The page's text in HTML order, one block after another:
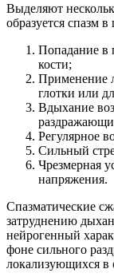
Выделяют
образуется спазм в
Попадание в
кости;
Применение
глотки или
Вдыхание
Регулярное
Сильный
Чрезмерная
напряжения.
Спазматические
затруднению
нейрогенный
фоне сильного
локализующихся в